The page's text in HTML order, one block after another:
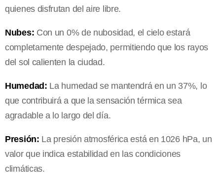
quienes disfrutan del aire libre.
Nubes: Con un 0% de nubosidad, el cielo estará
completamente despejado, permitiendo que los rayos
del sol calienten la ciudad.
Humedad: La humedad se mantendrá en un 37%, lo
que contribuirá a que la sensación térmica sea
agradable a lo largo del día.
Presión: La presión atmosférica está en 1026 hPa, un
valor que indica estabilidad en las condiciones
climáticas.